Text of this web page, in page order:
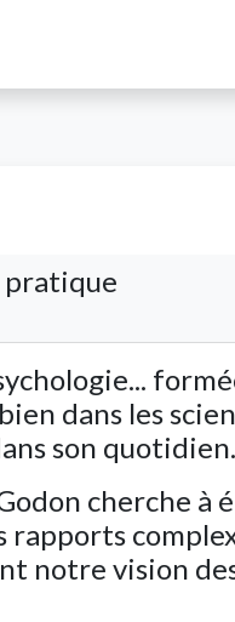
pratique
dans les
son quotidien.
cherche à
vision